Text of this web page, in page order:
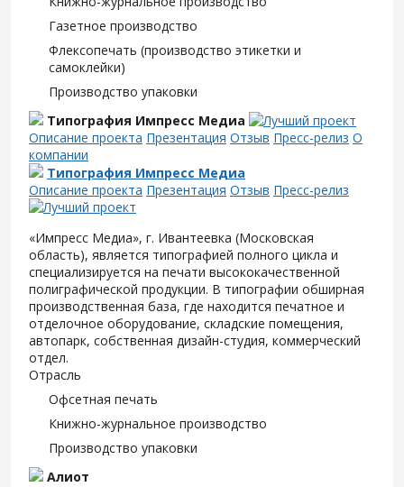
Газетное производство
Флексопечать (производство этикетки и
самоклейки)
Производство упаковки
Типография Импресс Медиа
Описание проекта Презентация Отзыв Пресс-релиз О
компании
Типография Импресс Медиа
Описание проекта Презентация Отзыв Пресс-релиз
«Импресс Медиа», г. Ивантеевка (Московская
область), является типографией полного цикла и
специализируется на печати высококачественной
полиграфической продукции. В типографии обширная
производственная база, где находится печатное и
отделочное оборудование, складские помещения,
автопарк, собственная дизайн-студия, коммерческий
отдел.
Отрасль
Офсетная печать
Книжно-журнальное производство
Производство упаковки
Алиот